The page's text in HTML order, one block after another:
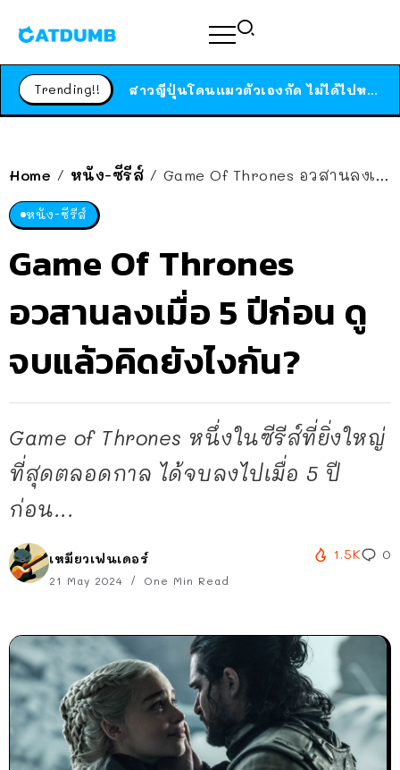
Trending!! ได้เวลาเด็กหนวดรวมตัว RF Online Next เปิดให้เล่นแล้ว เกม Sci-Fi MMORPG ระดับตำนาน เล่นได้ทั้งมือถือและ PC
Home / หนัง-ซีรีส์ / Game Of Thrones อวสานลงเมื่อ 5 ปีก่อน ดูจบแล้วคิดยังไงกัน?
หนัง-ซีรีส์
Game Of Thrones
อวสานลงเมื่อ 5 ปีก่อน ดู
จบแล้วคิดยังไงกัน?
Game of Thrones หนึ่งในซีรีส์ที่ยิ่งใหญ่
ที่สุดตลอดกาล ได้จบลงไปเมื่อ 5 ปี
ก่อน...
เหมียวเฟนเดอร์
21 May 2024 One Min Read
1.5K 0